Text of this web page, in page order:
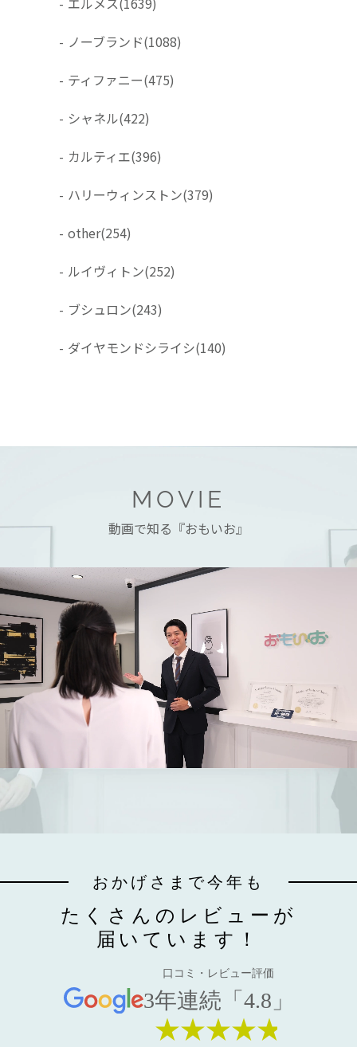
- ノーブランド(1088)
- ティファニー(475)
- シャネル(422)
- カルティエ(396)
- ハリーウィンストン(379)
- other(254)
- ルイヴィトン(252)
- ブシュロン(243)
- ダイヤモンドシライシ(140)
MOVIE
動画で知る『おもいお』
おかげさまで今年も
たくさんのレビューが
届いています！
口コミ・レビュー評価
3年連続「4.8」
★★★★★